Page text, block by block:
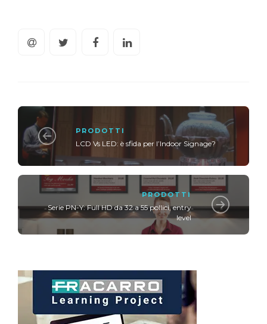
PRODOTTI
LCD Vs LED: è sfida per l’Indoor Signage?
PRODOTTI
Serie PN-Y: Full HD da 32 a 55 pollici, entry
level